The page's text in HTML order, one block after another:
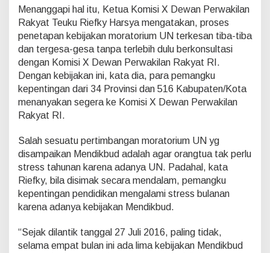
e
j
a
k
D
l
a
t
M
e
d
i
k
b
B
i
Menanggapi hal itu, Ketua Komisi X Dewan Perwakilan
Rakyat Teuku Riefky Harsya mengatakan, proses
penetapan kebijakan moratorium UN terkesan tiba-tiba
dan tergesa-gesa tanpa terlebih dulu berkonsultasi
dengan Komisi X Dewan Perwakilan Rakyat RI.
Dengan kebijakan ini, kata dia, para pemangku
kepentingan dari 34 Provinsi dan 516 Kabupaten/Kota
menanyakan segera ke Komisi X Dewan Perwakilan
Rakyat RI.
Salah sesuatu pertimbangan moratorium UN yg
disampaikan Mendikbud adalah agar orangtua tak perlu
stress tahunan karena adanya UN. Padahal, kata
Riefky, bila disimak secara mendalam, pemangku
kepentingan pendidikan mengalami stress bulanan
karena adanya kebijakan Mendikbud.
“Sejak dilantik tanggal 27 Juli 2016, paling tidak,
selama empat bulan ini ada lima kebijakan Mendikbud